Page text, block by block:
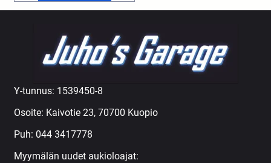
Y-tunnus: 1539450-8
Osoite: Kaivotie 23, 70700 Kuopio
Puh: 044 3417778
Myymälän uudet aukioloajat: